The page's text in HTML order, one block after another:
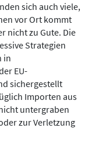
sich auch viele,
vor Ort kommt
nicht zu Gute. Die
Strategien
in
EU-
sichergestellt
Importen aus
untergraben
zur Verletzung